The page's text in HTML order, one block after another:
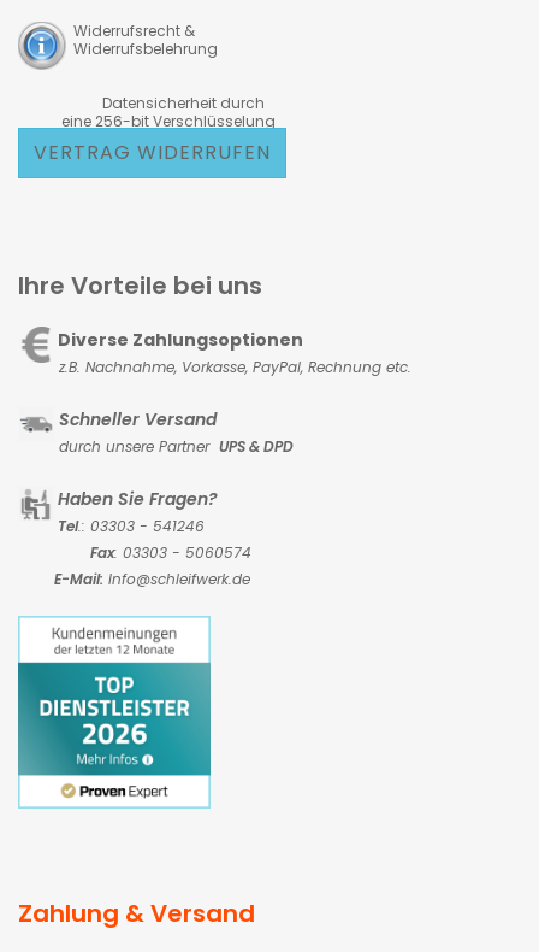
Widerrufsrecht &
Widerrufsbelehrung
Datensicherheit durch
eine 256-bit Verschlüsselung
VERTRAG WIDERRUFEN
Ihre Vorteile bei uns
Diverse Zahlungsoptionen
z.B. Nachnahme, Vorkasse, PayPal, Rechnung etc.
Schneller Versand
durch unsere Partner UPS & DPD
Haben Sie Fragen?
Tel.: 03303 - 541246
Fax: 03303 - 5060574
E-Mail: Info@schleifwerk.de
Zahlung & Versand